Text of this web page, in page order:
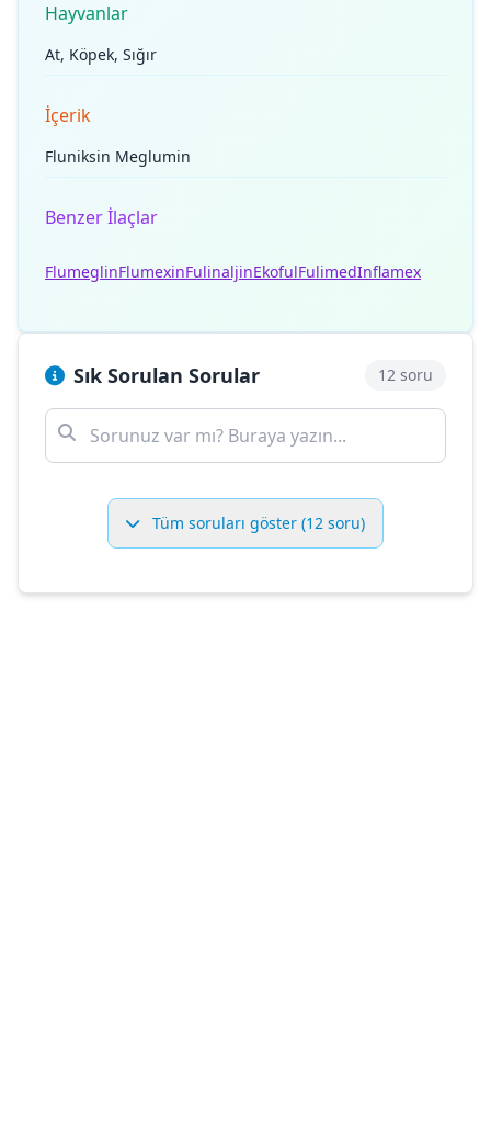
Hayvanlar
At, Köpek, Sığır
İçerik
Fluniksin Meglumin
Benzer İlaçlar
FlumeglinFlumexinFulinaljinEkofulFulimedInflamex
Sık Sorulan Sorular 12 soru
Tüm soruları göster (12 soru)